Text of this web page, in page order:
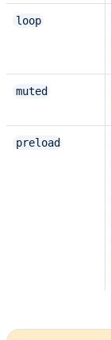
loop
muted
preload